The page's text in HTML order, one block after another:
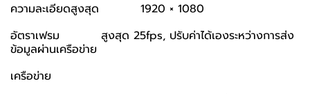
ความละเอียดสูงสุด 1920 × 1080
อัตราเฟรม สูงสุด 25fps, ปรับค่าได้เองระหว่างการส่ง
ข้อมูลผ่านเครือข่าย
เครือข่าย